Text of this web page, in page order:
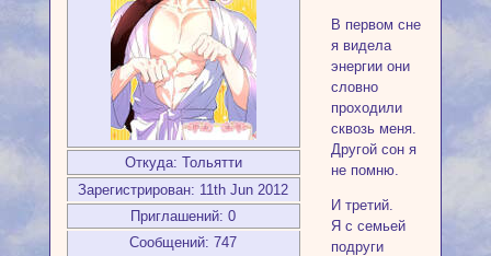
Откуда: Тольятти
Зарегистрирован: 11th Jun 2012
Приглашений: 0
Сообщений: 747
В первом сне
я видела
энергии они
словно
проходили
сквозь меня.
Другой сон я
не помню.
И третий.
Я с семьей
подруги